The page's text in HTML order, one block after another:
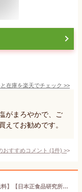
在庫を楽天でチェック >>
がまろやかで、ご
えてお勧めです。
おすすめコメント (1件) >
ゴマ塩（黒） 110g×6個セット【沖縄・別送料】【日本正食品研究所】【05P03Dec16】